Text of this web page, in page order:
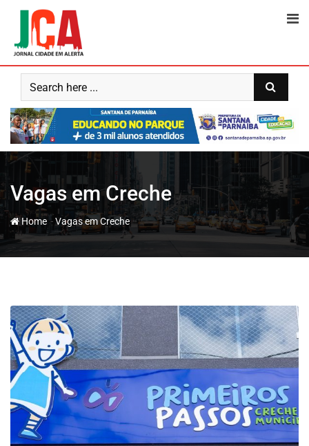
content
Vagas em Creche
Home-Vagas em Creche